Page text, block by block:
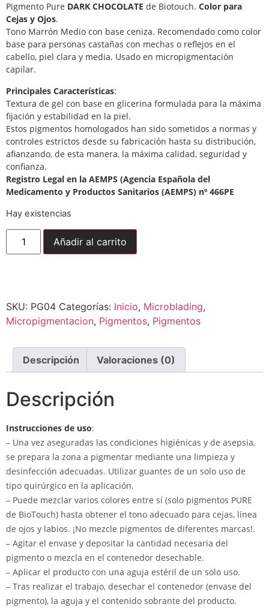
Pigmento Pure DARK CHOCOLATE de Biotouch. Color para
Cejas y Ojos.
Tono Marrón Medio con base ceniza. Recomendado como color
base para personas castañas con mechas o reflejos en el
cabello, piel clara y media. Usado en micropigmentación
capilar.
Principales Características:
Textura de gel con base en glicerina formulada para la máxima
fijación y estabilidad en la piel.
Estos pigmentos homologados han sido sometidos a normas y
controles estrictos desde su fabricación hasta su distribución,
afianzando, de esta manera, la máxima calidad, seguridad y
confianza.
Registro Legal en la AEMPS (Agencia Española del
Medicamento y Productos Sanitarios (AEMPS) nº 466PE
Hay existencias
Añadir al carrito
SKU: PG04 Categorías: Inicio, Microblading,
Micropigmentacion, Pigmentos, Pigmentos
Descripción Valoraciones (0)
Descripción
Instrucciones de uso:
– Una vez aseguradas las condiciones higiénicas y de asepsia,
se prepara la zona a pigmentar mediante una limpieza y
desinfección adecuadas. Utilizar guantes de un solo uso de
tipo quirúrgico en la aplicación.
– Puede mezclar varios colores entre sí (solo pigmentos PURE
de BioTouch) hasta obtener el tono adecuado para cejas, línea
de ojos y labios. ¡No mezcle pigmentos de diferentes marcas!.
– Agitar el envase y depositar la cantidad necesaria del
pigmento o mezcla en el contenedor desechable.
– Aplicar el producto con una aguja estéril de un solo uso.
– Tras realizar el trabajo, desechar el contenedor (envase del
pigmento), la aguja y el contenido sobrante del producto.